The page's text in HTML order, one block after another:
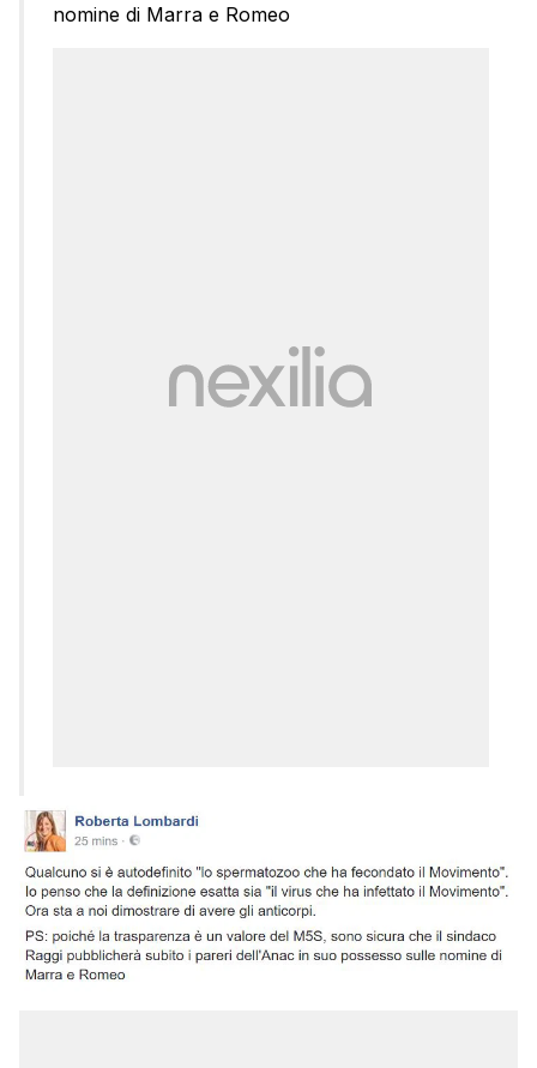
nomine di Marra e Romeo